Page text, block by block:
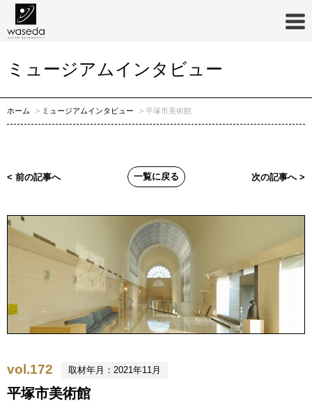
ミュージアムインタビュー
ホーム ミュージアムインタビュー 平塚市美術館
< 前の記事へ 一覧に戻る 次の記事へ >
vol.172 取材年月：2021年11月
平塚市美術館